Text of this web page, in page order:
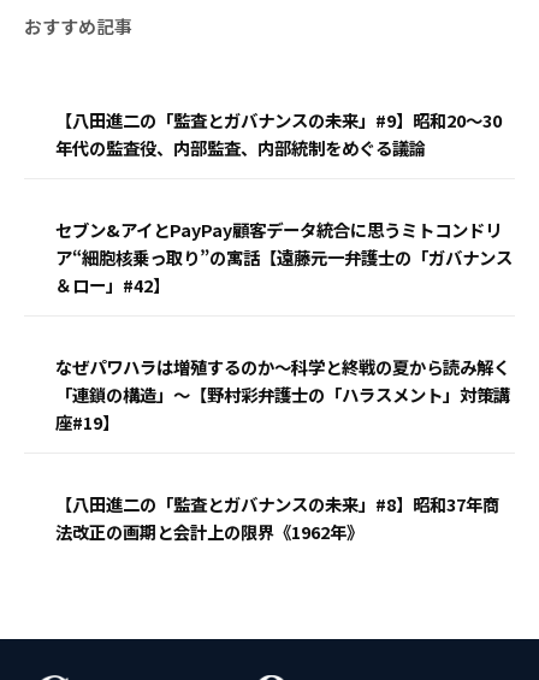
【八田進二の「監査とガバナンスの未来」#9】昭和20～30
年代の監査役、内部監査、内部統制をめぐる議論
セブン&アイとPayPay顧客データ統合に思うミトコンドリ
ア“細胞核乗っ取り”の寓話【遠藤元一弁護士の「ガバナンス
＆ロー」#42】
なぜパワハラは増殖するのか〜科学と終戦の夏から読み解く
「連鎖の構造」〜【野村彩弁護士の「ハラスメント」対策講
座#19】
【八田進二の「監査とガバナンスの未来」#8】昭和37年商
法改正の画期と会計上の限界《1962年》